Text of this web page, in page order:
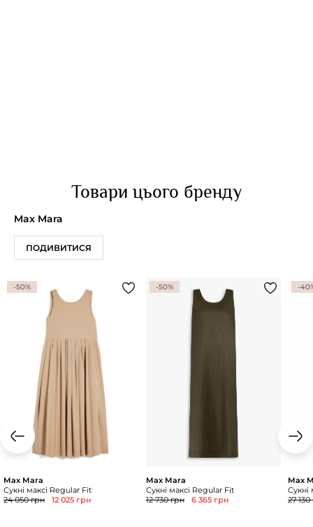
Товари цього бренду
Max Mara
ПОДИВИТИСЯ
-50%
Max Mara
Сукні максі Regular Fit
24 050 грн
12 025 грн
-50%
Max Mara
Сукні максі Regular Fit
12 730 грн
6 365 грн
-
Max
Сукні
27